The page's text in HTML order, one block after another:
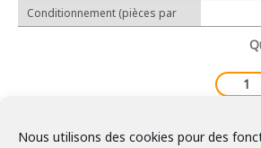
Nous utilisons des cookies pour des
Réalisations
Conditionnement (pièces par
lot)